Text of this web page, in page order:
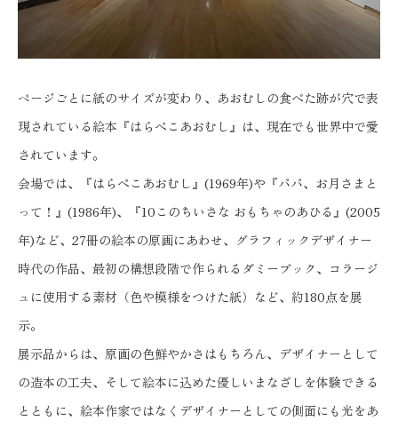
ページごとに紙のサイズが変わり、あおむしの食べた跡が穴で表
現されている絵本『はらぺこあおむし』は、現在でも世界中で愛
されています。
会場では、『はらぺこあおむし』(1969年)や『パパ、お月さまと
って！』(1986年)、『10このちいさな おもちゃのあひる』(2005
年)など、27冊の絵本の原画にあわせ、グラフィックデザイナー
時代の作品、最初の構想段階で作られるダミーブック、コラージ
ュに使用する素材（色や模様をつけた紙）など、約180点を展
示。
展示品からは、原画の色鮮やかさはもちろん、デザイナーとして
の造本の工夫、そして絵本に込めた優しいまなざしを体験できる
とともに、絵本作家ではなくデザイナーとしての側面にも光をあ